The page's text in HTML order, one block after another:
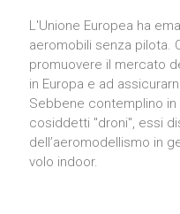
L'Unione Europea ha
aeromobili senza pilota.
promuovere il mercato
in Europa e ad
Sebbene contemplino in
cosiddetti "droni", essi
dell’aeromodellismo in
volo indoor.